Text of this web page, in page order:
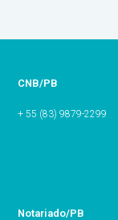
CNB/PB
+ 55 (83) 9879-2299
Notariado/PB